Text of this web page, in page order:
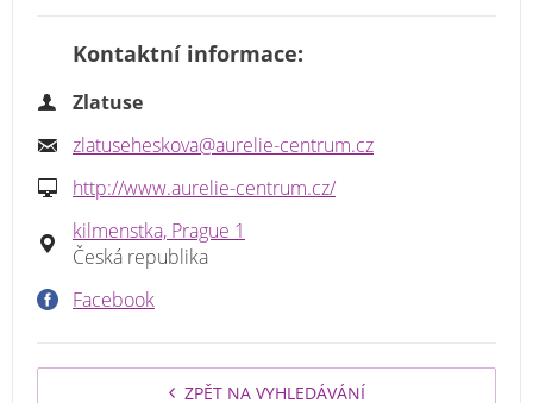
Kontaktní informace:
Zlatuse
zlatuseheskova@aurelie-centrum.cz
http://www.aurelie-centrum.cz/
kilmenstka, Prague 1
Česká republika
Facebook
ZPĚT NA VYHLEDÁVÁNÍ